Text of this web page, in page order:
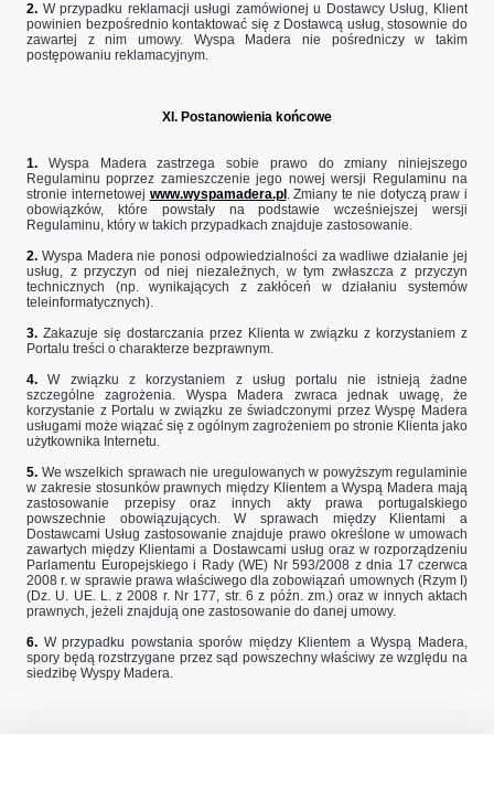
2. W przypadku reklamacji usługi zamówionej u Dostawcy Usług, Klient
powinien bezpośrednio kontaktować się z Dostawcą usług, stosownie do
zawartej z nim umowy. Wyspa Madera nie pośredniczy w takim
postępowaniu reklamacyjnym.
XI. Postanowienia końcowe
1. Wyspa Madera zastrzega sobie prawo do zmiany niniejszego
Regulaminu poprzez zamieszczenie jego nowej wersji Regulaminu na
stronie internetowej www.wyspamadera.pl . Zmiany te nie dotyczą praw i
obowiązków, które powstały na podstawie wcześniejszej wersji
Regulaminu, który w takich przypadkach znajduje zastosowanie.
2. Wyspa Madera nie ponosi odpowiedzialności za wadliwe działanie jej
usług, z przyczyn od niej niezależnych, w tym zwłaszcza z przyczyn
technicznych (np. wynikających z zakłóceń w działaniu systemów
teleinformatycznych).
3. Zakazuje się dostarczania przez Klienta w związku z korzystaniem z
Portalu treści o charakterze bezprawnym.
4. W związku z korzystaniem z usług portalu nie istnieją żadne
szczególne zagrożenia. Wyspa Madera zwraca jednak uwagę, że
korzystanie z Portalu w związku ze świadczonymi przez Wyspę Madera
usługami może wiązać się z ogólnym zagrożeniem po stronie Klienta jako
użytkownika Internetu.
5. We wszelkich sprawach nie uregulowanych w powyższym regulaminie
w zakresie stosunków prawnych między Klientem a Wyspą Madera mają
zastosowanie przepisy oraz innych akty prawa portugalskiego
powszechnie obowiązujących. W sprawach między Klientami a
Dostawcami Usług zastosowanie znajduje prawo określone w umowach
zawartych między Klientami a Dostawcami usług oraz w rozporządzeniu
Parlamentu Europejskiego i Rady (WE) Nr 593/2008 z dnia 17 czerwca
2008 r. w sprawie prawa właściwego dla zobowiązań umownych (Rzym I)
(Dz. U. UE. L. z 2008 r. Nr 177, str. 6 z późn. zm.) oraz w innych aktach
prawnych, jeżeli znajdują one zastosowanie do danej umowy.
6. W przypadku powstania sporów między Klientem a Wyspą Madera,
spory będą rozstrzygane przez sąd powszechny właściwy ze względu na
siedzibę Wyspy Madera.